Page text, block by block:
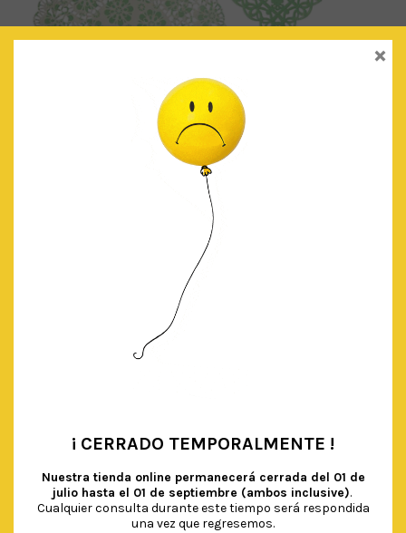
BLONDAS VERDE MENTA/BLANCO
IVA Incluido
AÑADIR AL CARRITO
¡ CERRADO TEMPORALMENTE !
Nuestra tienda online permanecerá cerrada del 01 de
julio hasta el 01 de septiembre (ambos inclusive).
Cualquier consulta durante este tiempo será respondida
una vez que regresemos.
×